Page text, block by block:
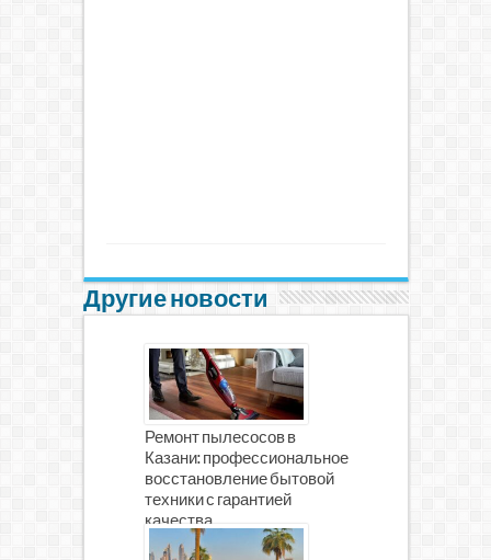
Другие новости
Ремонт пылесосов в
Казани: профессиональное
восстановление бытовой
техники с гарантией
качества